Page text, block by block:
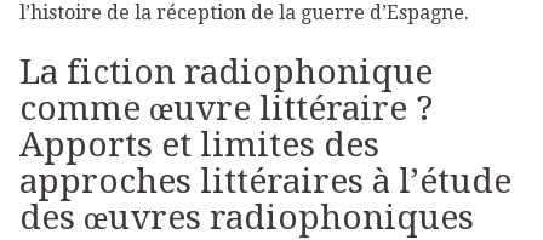
l’histoire de la réception de la guerre d’Espagne.
La fiction radiophonique
comme œuvre littéraire ?
Apports et limites des
approches littéraires à l’étude
des œuvres radiophoniques